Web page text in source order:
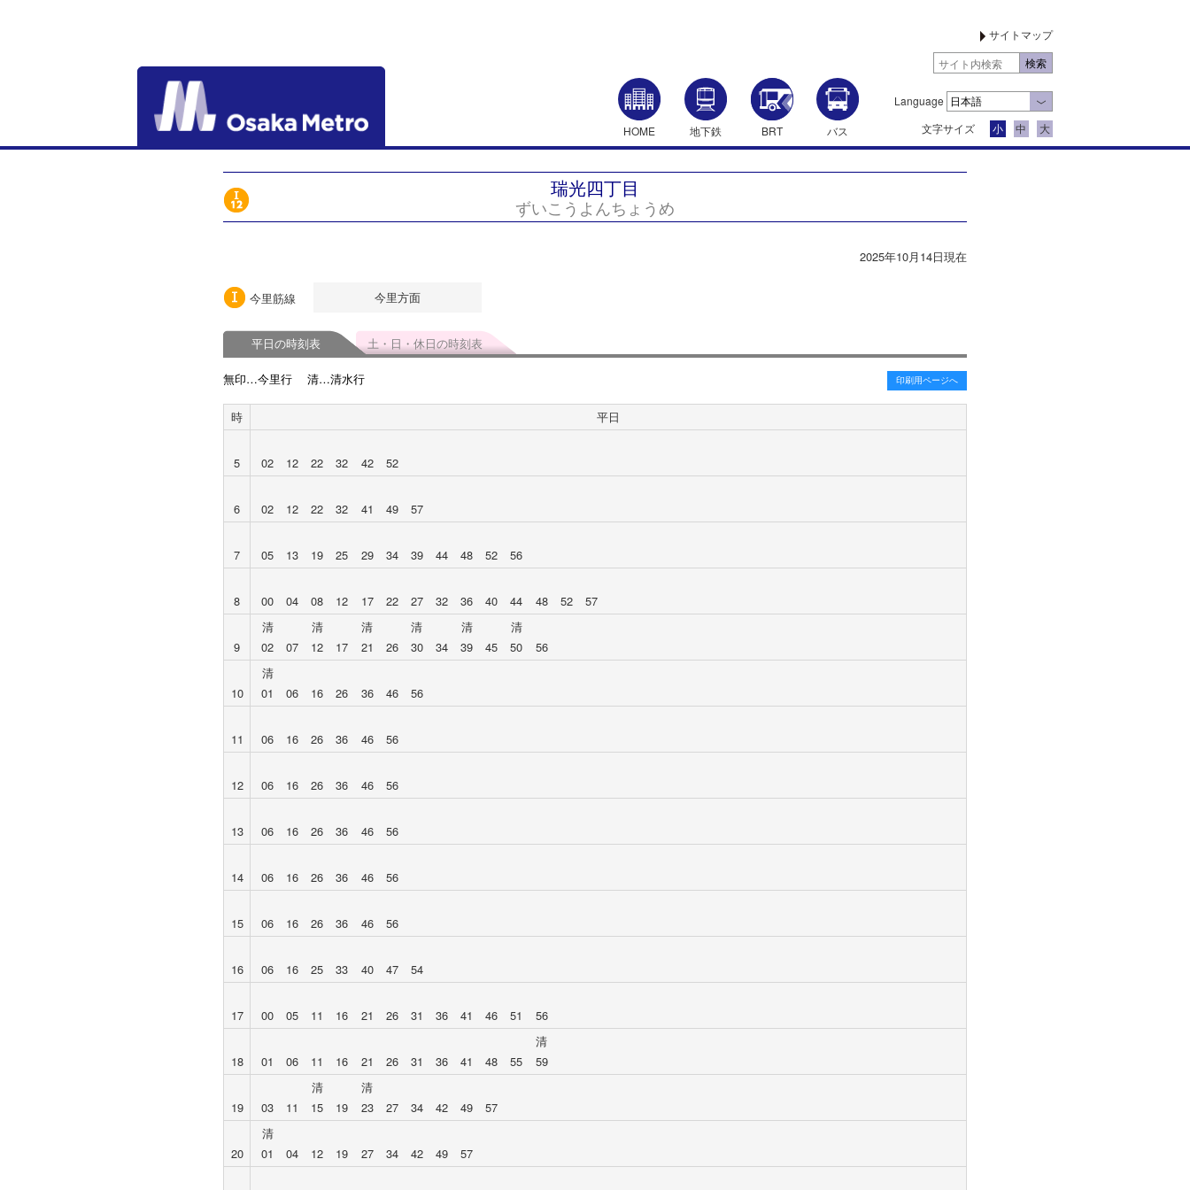
HOME 地下鉄 BRT バス
サイトマップ
Language
文字サイズ
小 中 大
瑞光四丁目
ずいこうよんちょうめ
2025年10月14日現在
今里筋線 今里方面
平日の時刻表 土・日・休日の時刻表
無印…今里行 清…清水行
時 平日
5 02 12 22 32 42 52
6 02 12 22 32 41 49 57
7 05 13 19 25 29 34 39 44 48 52 56
8 00 04 08 12 17 22 27 32 36 40 44 48 52 57
9
清
02
07
清
12
17
清
21
26
清
30
34
清
39
45
清
50
56
10
清
01
06 16 26 36 46 56
11 06 16 26 36 46 56
12 06 16 26 36 46 56
13 06 16 26 36 46 56
14 06 16 26 36 46 56
15 06 16 26 36 46 56
16 06 16 25 33 40 47 54
17 00 05 11 16 21 26 31 36 41 46 51 56
18 01 06 11 16 21 26 31 36 41 48 55
清
59
19 03 11
清
15
19
清
23
27 34 42 49 57
20
清
01
04 12 19 27 34 42 49 57